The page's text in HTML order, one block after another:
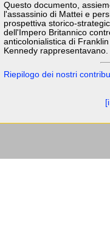
Questo documento,
l'assassinio di Mattei e
prospettiva storico-
dell'Impero Britannico
anticolonialistica di
Kennedy rappresentavano.
Riepilogo dei nostri